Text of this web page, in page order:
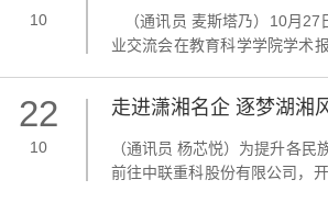
（通讯员 麦斯塔乃）10月27
业交流会在教育科学学院学术
的朗诵节目《大学进行曲》中
10
走进潇湘名企 逐梦湖
动
（通讯员 杨芯悦）为提升各
前往中联重科股份有限公司，
22
10